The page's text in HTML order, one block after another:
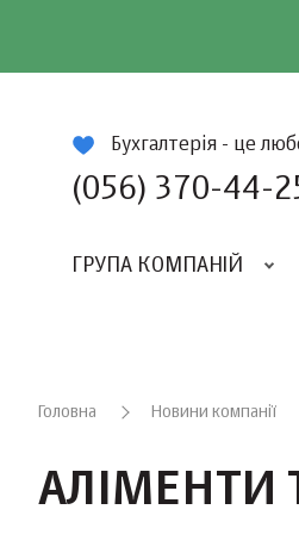
Бухгалтерія - це
(056) 370-44-
ГРУПА КОМПАНІЙ
Головна Новини компанії
АЛІМЕНТИ